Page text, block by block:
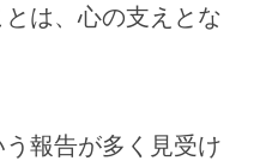
は、心の支えとな
報告が多く見受け